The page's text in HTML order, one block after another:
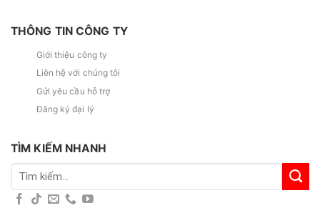
THÔNG TIN CÔNG TY
Giới thiệu công ty
Liên hệ với chúng tôi
Gửi yêu cầu hỗ trợ
Đăng ký đại lý
TÌM KIẾM NHANH
Tìm
kiếm: